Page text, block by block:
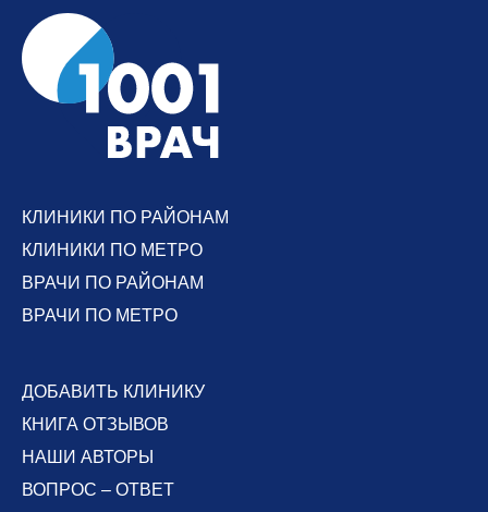
КЛИНИКИ ПО РАЙОНАМ
КЛИНИКИ ПО МЕТРО
ВРАЧИ ПО РАЙОНАМ
ВРАЧИ ПО МЕТРО
ДОБАВИТЬ КЛИНИКУ
КНИГА ОТЗЫВОВ
НАШИ АВТОРЫ
ВОПРОС – ОТВЕТ